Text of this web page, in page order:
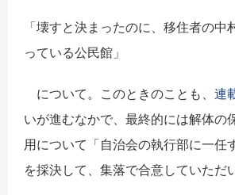
「壊すと決まったのに、移住者の中
っている公民館」
について。このときのことも、 連
いが進むなかで、最終的には解体の
用について「自治会の執行部に一任
を採決して、集落で合意していただ